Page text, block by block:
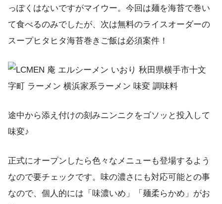
っぽくはないですがマイウー。今回は麺を海苔で巻い
て食べるのみでしたが、次は無料のライスオーダーの
スープヒタヒタ海苔巻きご飯は必須案件！
途中から添え付けの刻みニンニクをゴソッと投入して
味変♪
正式にオープンしたら色々なメニューも登場するよう
なので要チェックです。味の濃さにも対応可能との事
なので、個人的には「味濃いめ」「麺柔らかめ」がお